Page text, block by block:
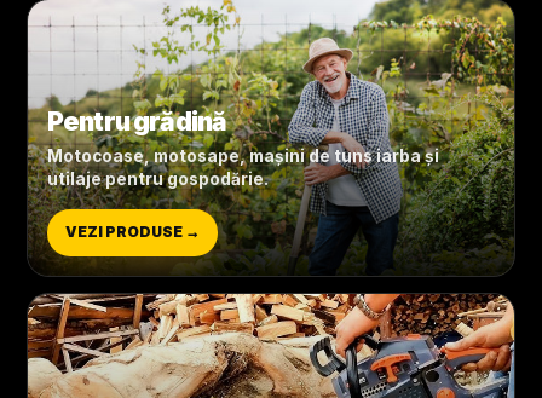
Pentru grădină
Motocoase, motosape, mașini de tuns iarba și
utilaje pentru gospodărie.
VEZI PRODUSE →